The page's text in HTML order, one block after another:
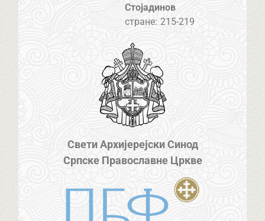
Стојадинов
стране: 215-219
Свети Архијерејски Синод
Српске Православне Цркве